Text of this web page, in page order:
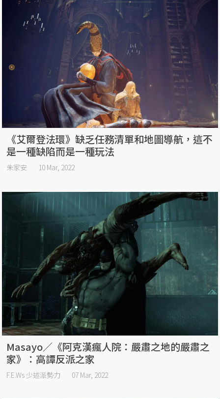
《艾爾登法環》缺乏任務清單和地圖導航，這不
是一種缺陷而是一種玩法
朱家安 10 Mar, 2022
Masayo／《阿克漢瘋人院：嚴肅之地的嚴肅之
家》：高譚反派之家
F.E.Ws 少述派勢力 07 Mar, 2022